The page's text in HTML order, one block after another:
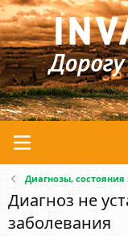
Диагнозы,
Диагноз не
заболевания